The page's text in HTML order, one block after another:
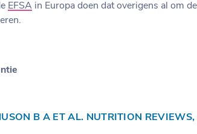
EFSA in Europa doen dat overigens al om
B A ET AL. NUTRITION